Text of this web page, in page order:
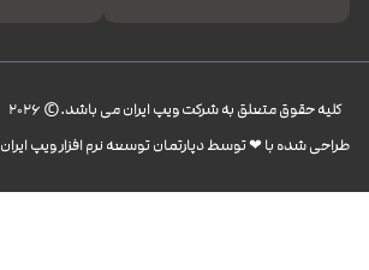
کليه حقوق متعلق به شرکت ویپ ایران می باشد.© 2026
طراحی شده با ❤︎ توسط دپارتمان توسعه نرم افزار ویپ ایران